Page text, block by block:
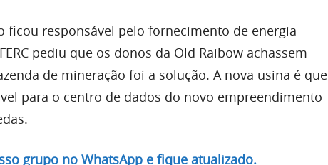
ficou responsável pelo fornecimento de energia
pediu que os donos da Old Raibow achassem
de mineração foi a solução. A nova usina é que
para o centro de dados do novo empreendimento
grupo no WhatsApp e fique atualizado.